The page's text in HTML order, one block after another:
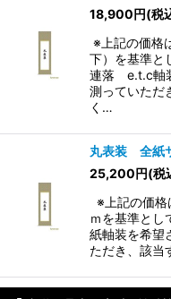
18,900円(税
※上記の価格
下）を基準と
連落 e.t.c軸
測っていただ
く…
丸表装 全紙
25,200円(税
※上記の価格
ｍを基準とし
紙軸装を希望
ただき、該当